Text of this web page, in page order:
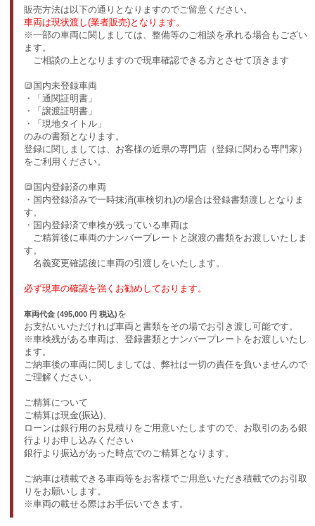
販売方法は以下の通りとなりますのでご留意ください。
車両は現状渡し(業者販売)となります。
※一部の車両に関しましては、整備等のご相談を承れる場合もござい
ます。
ご相談の上となりますので現車確認できる方とさせて頂きます
🔳国内未登録車両
・「通関証明書」
・「譲渡証明書」
・「現地タイトル」
のみの書類となります。
登録に関しましては、お客様の近県の専門店（登録に関わる専門家）
をご利用ください。
🔳国内登録済の車両
・国内登録済みで一時抹消(車検切れ)の場合は登録書類渡しとなりま
す。
・国内登録済で車検が残っている車両は
ご精算後に車両のナンバープレートと譲渡の書類をお渡しいたしま
す。
名義変更確認後に車両の引渡しをいたします。
必ず現車の確認を強くお勧めしております。
車両代金 (495,000 円 税込)を
お支払いいただければ車両と書類をその場でお引き渡し可能です。
※車検残がある車両は、登録書類とナンバープレートをお渡しいたし
ます。
ご納車後の車両に関しましては、弊社は一切の責任を負いませんので
ご理解ください。
ご精算について
ご精算は現金(振込)、
ローンは銀行用のお見積りをご用意いたしますので、お取引のある銀
行よりお申し込みください
銀行より振込があった時点でのご精算となります。
ご納車は積載できる車両等をお客様でご用意いただき積載でのお引取
りをお願いします。
※車両の載せる際はお手伝いできます。